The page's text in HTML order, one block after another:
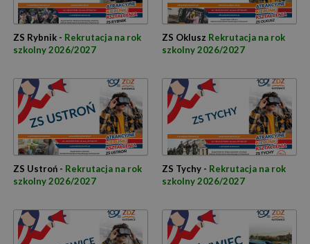
ZS Rybnik - Rekrutacja na rok
szkolny 2026/2027
ZS Oklusz Rekrutacja na rok
szkolny 2026/2027
ZS Ustroń - Rekrutacja na rok
szkolny 2026/2027
ZS Tychy - Rekrutacja na rok
szkolny 2026/2027